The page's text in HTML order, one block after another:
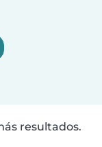
resultados.